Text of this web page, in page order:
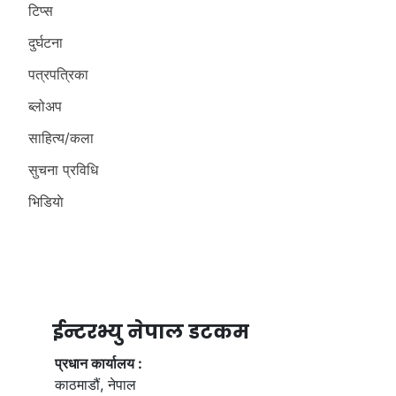
टिप्स
दुर्घटना
पत्रपत्रिका
ब्लोअप
साहित्य/कला
सुचना प्रविधि
भिडियाे
ईन्टरभ्यु नेपाल डटकम
प्रधान कार्यालय :
काठमाडौं, नेपाल